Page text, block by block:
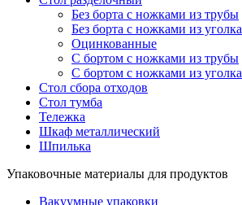
Без борта с ножками из трубы
Без борта с ножками из уголка
Оцинкованные
С бортом с ножками из трубы
С бортом с ножками из уголка
Стол сбора отходов
Стол тумба
Тележка
Шкаф металлический
Шпилька
Упаковочные материалы для продуктов
Вакуумные упаковки